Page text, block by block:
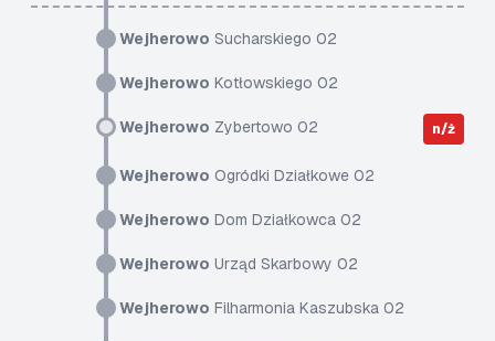
Wejherowo Sucharskiego 02
Wejherowo Kotłowskiego 02
Wejherowo Zybertowo 02 n/ż
Wejherowo Ogródki Działkowe 02
Wejherowo Dom Działkowca 02
Wejherowo Urząd Skarbowy 02
Wejherowo Filharmonia Kaszubska 02